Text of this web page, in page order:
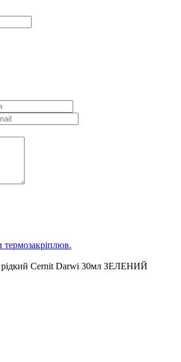
термозакріплюв.
рідкий Cernit Darwi 30мл ЗЕЛЕНИЙ